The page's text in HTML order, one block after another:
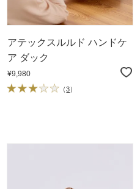
アテックスルルド ハンドケ
ア ダック
¥9,980
（3）